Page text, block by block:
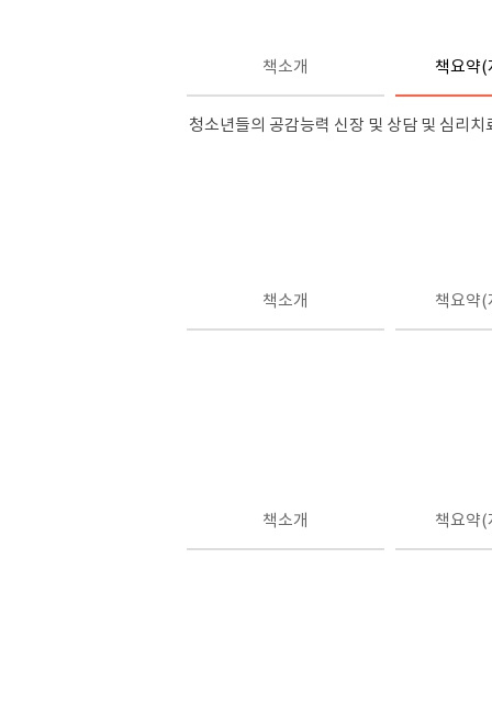
책소개 책요약(
청소년들의 공감능력 신장 및 상담 및 심리
책소개 책요약(
책소개 책요약(